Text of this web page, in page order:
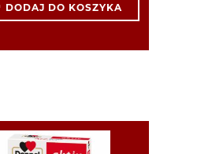
DODAJ DO KOSZYKA